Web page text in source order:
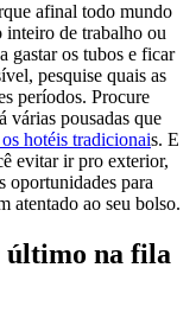
afinal todo mundo
inteiro de trabalho ou
gastar os tubos e ficar
pesquise quais as
períodos. Procure
várias pousadas que
hotéis tradicionais. E
evitar ir pro exterior,
oportunidades para
atentado ao seu bolso.
último na fila